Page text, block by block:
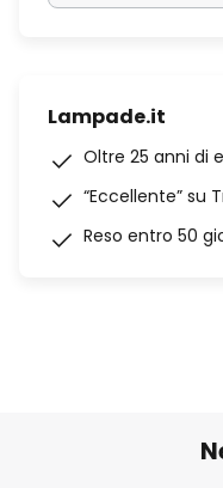
Lampade.it
Oltre 25 anni di
“Eccellente” su
Reso entro 50